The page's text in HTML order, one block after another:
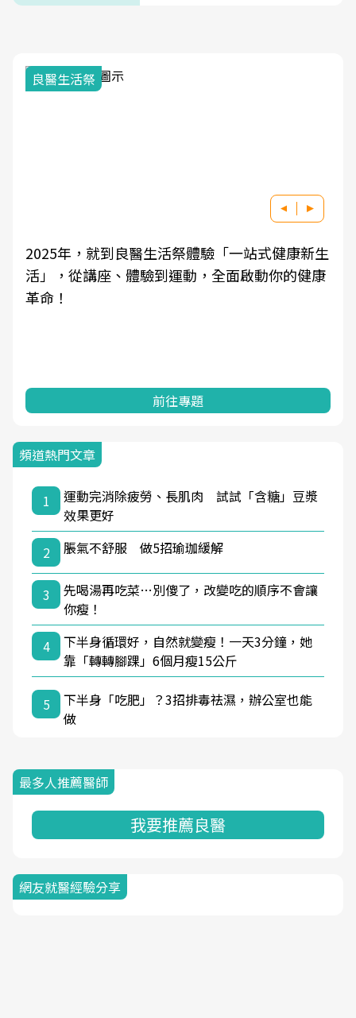
良醫生活祭
2025年，就到良醫生活祭體驗「一站式健康新生
活」，從講座、體驗到運動，全面啟動你的健康
革命！
前往專題
頻道熱門文章
1
運動完消除疲勞、長肌肉 試試「含糖」豆漿
效果更好
2
脹氣不舒服 做5招瑜珈緩解
3
先喝湯再吃菜…別傻了，改變吃的順序不會讓
你瘦！
4
下半身循環好，自然就變瘦！一天3分鐘，她
靠「轉轉腳踝」6個月瘦15公斤
5
下半身「吃肥」？3招排毒祛濕，辦公室也能
做
最多人推薦醫師
我要推薦良醫
網友就醫經驗分享